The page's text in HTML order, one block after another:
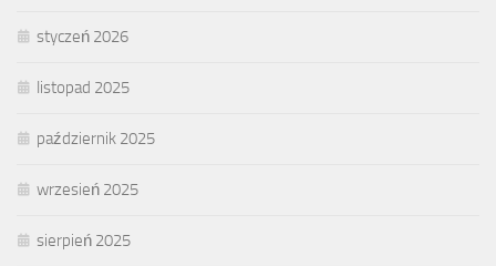
styczeń 2026
listopad 2025
październik 2025
wrzesień 2025
sierpień 2025